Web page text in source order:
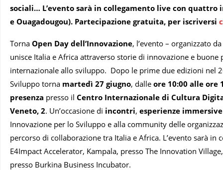
sociali… L’evento sarà in collegamento live con quattro
e Ouagadougou). Partecipazione gratuita, per iscriversi
Torna Open Day dell’Innovazione, l’evento – organizzato da
unisce Italia e Africa attraverso storie di innovazione e
internazionale allo sviluppo. Dopo le prime due edizioni nel
Sviluppo torna martedì 27 giugno, dalle ore 10:00 alle ore
presenza presso il Centro Internazionale di Cultura
Veneto, 2. Un’occasione di incontri, esperienze immersive
Innovazione per lo Sviluppo e alla community delle
percorso di collaborazione tra Italia e Africa. L’evento sarà in
E4Impact Accelerator, Kampala, presso The Innovation
presso Burkina Business Incubator.